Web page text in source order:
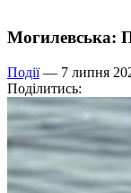
Могилевська:
Події— 7 липня
Поділитись: